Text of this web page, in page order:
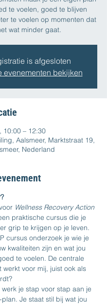
te voelen, goed te blijven
te voelen op momenten dat
wat minder gaat.
is afgesloten
evenementen bekijken
10:00 – 12:30
Aalsmeer, Marktstraat 19,
Nederland
Wellness Recovery Action
praktische cursus die je
grip te krijgen op je leven.
cursus onderzoek je wie je
kwaliteiten zijn en wat jou
te voelen. De centrale
werkt voor mij, juist ook als
je stap voor stap aan je
plan. Je staat stil bij wat jou